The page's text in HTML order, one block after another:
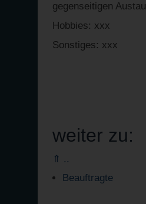
gegenseitigen
Hobbies: xxx
Sonstiges: xxx
weiter zu:
⇑ ..
Beauftragte